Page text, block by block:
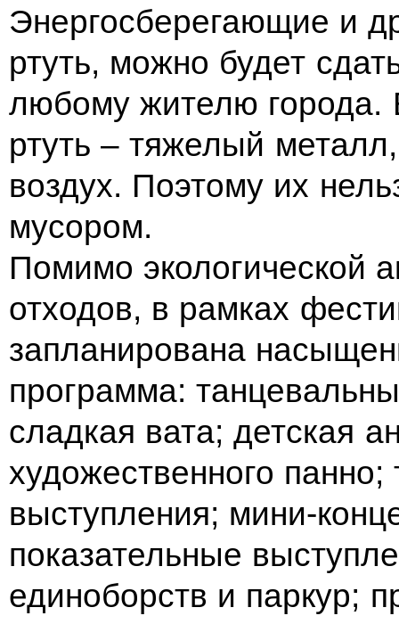
Энергосберегающие и
ртуть, можно будет
любому жителю города.
ртуть – тяжелый
воздух. Поэтому их
мусором.
Помимо экологической
отходов, в рамках
запланирована
программа:
сладкая вата; детская
художественного
выступления; мини-
показательные
единоборств и паркур;